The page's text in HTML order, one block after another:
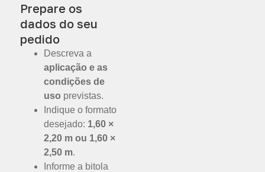
Prepare os
dados do seu
pedido
Descreva a
aplicação e as
condições de
uso previstas.
Indique o formato
desejado: 1,60 ×
2,20 m ou 1,60 ×
2,50 m.
Informe a bitola